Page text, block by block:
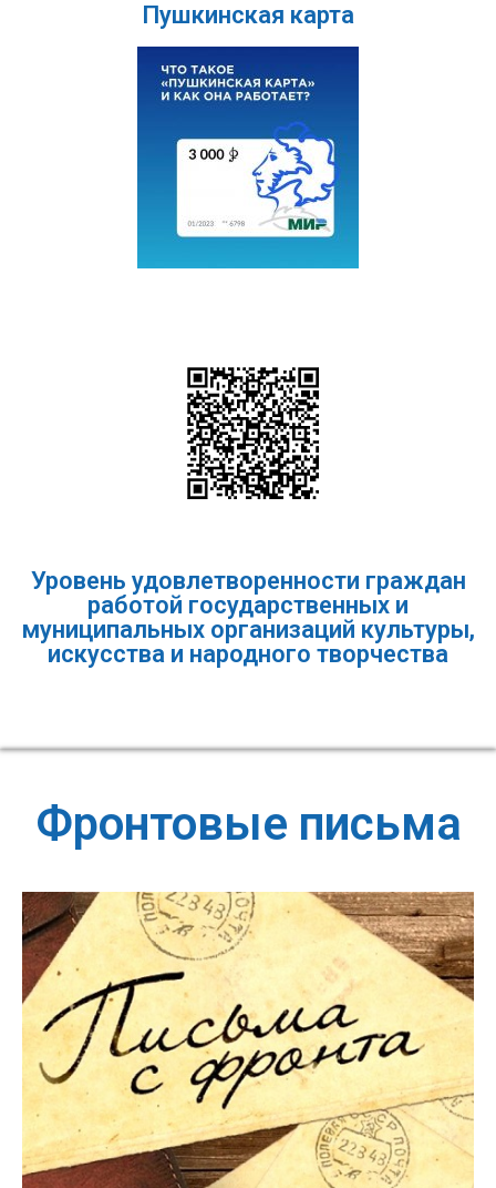
Пушкинская карта
Уровень удовлетворенности граждан
работой государственных и
муниципальных организаций культуры,
искусства и народного творчества
Фронтовые письма